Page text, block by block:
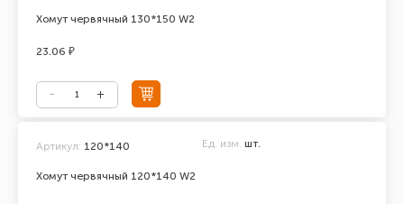
Хомут червячный 130*150 W2
23.06 ₽
Хомут червячный 120*140 W2
Артикул: 120*140 Ед. изм. шт.